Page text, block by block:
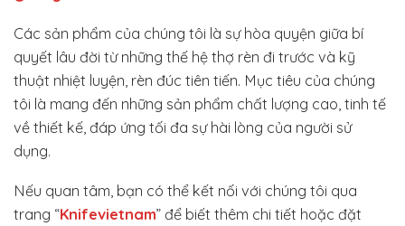
Các sản phẩm của chúng tôi là sự hòa quyện giữa bí
quyết lâu đời từ những thế hệ thợ rèn đi trước và kỹ
thuật nhiệt luyện, rèn đúc tiên tiến. Mục tiêu của chúng
tôi là mang đến những sản phẩm chất lượng cao, tinh tế
về thiết kế, đáp ứng tối đa sự hài lòng của người sử
dụng.
Nếu quan tâm, bạn có thể kết nối với chúng tôi qua
trang “Knifevietnam” để biết thêm chi tiết hoặc đặt